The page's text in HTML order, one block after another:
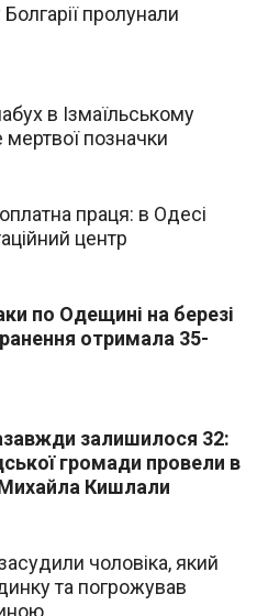
пролунали
позначки
праця: в Одесі
центр
по Одещині на березі
отримала 35-
громади провели в
Кишлали
та погрожував